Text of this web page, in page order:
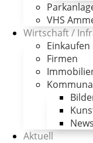
VHS
Wirtschaft /
Firmen
News
Aktuell